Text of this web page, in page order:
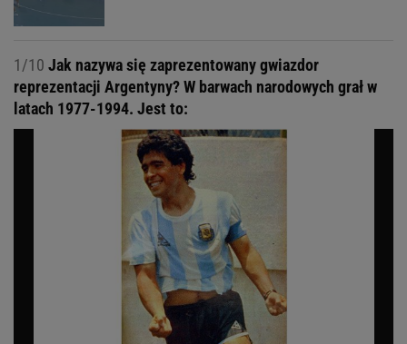
1/10 Jak nazywa się zaprezentowany gwiazdor
reprezentacji Argentyny? W barwach narodowych grał w
latach 1977-1994. Jest to: